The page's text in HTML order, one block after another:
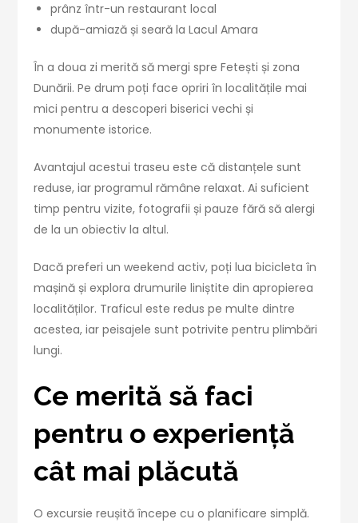
prânz într-un restaurant local
după-amiază și seară la Lacul Amara
În a doua zi merită să mergi spre Fetești și zona
Dunării. Pe drum poți face opriri în localitățile mai
mici pentru a descoperi biserici vechi și
monumente istorice.
Avantajul acestui traseu este că distanțele sunt
reduse, iar programul rămâne relaxat. Ai suficient
timp pentru vizite, fotografii și pauze fără să alergi
de la un obiectiv la altul.
Dacă preferi un weekend activ, poți lua bicicleta în
mașină și explora drumurile liniștite din apropierea
localităților. Traficul este redus pe multe dintre
acestea, iar peisajele sunt potrivite pentru plimbări
lungi.
Ce merită să faci
pentru o experiență
cât mai plăcută
O excursie reușită începe cu o planificare simplă.